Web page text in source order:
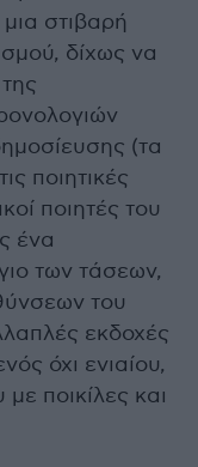
στιβαρή
δίχως να
(τα
ποιητικές
ποιητές του
ένα
των τάσεων,
του
εκδοχές
όχι ενιαίου,
ποικίλες και